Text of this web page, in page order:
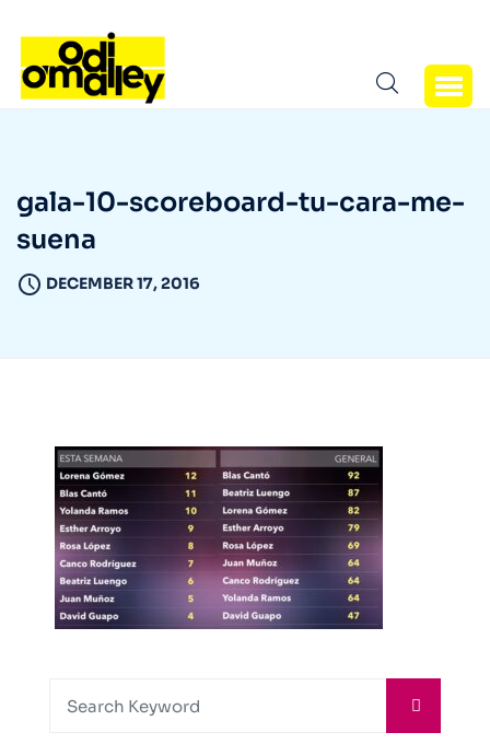
gala-10-scoreboard-tu-cara-me-
suena
DECEMBER 17, 2016